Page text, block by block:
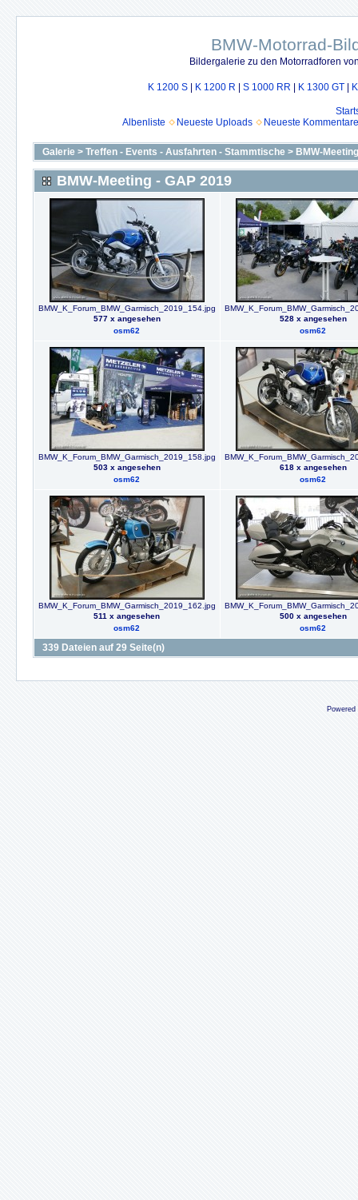
BMW-Motorrad-
Bildergalerie zu den Motorradforen
K 1200 S K 1200 R |S 1000 RR K 1300 GT
Albenliste
Neueste Uploads Neueste
Galerie > Treffen - Events - Ausfahrten - Stammtische > BMW-
BMW-Meeting - GAP 2019
BMW_K_Forum_BMW_Garmisch_2019_154.jpg
577 x angesehen
osm62
528 x angesehen
osm62
BMW_K_Forum_BMW_Garmisch_2019_158.jpg
503 x angesehen
osm62
618 x angesehen
osm62
BMW_K_Forum_BMW_Garmisch_2019_162.jpg
511 x angesehen
osm62
500 x angesehen
osm62
339 Dateien auf 29 Seite(n)